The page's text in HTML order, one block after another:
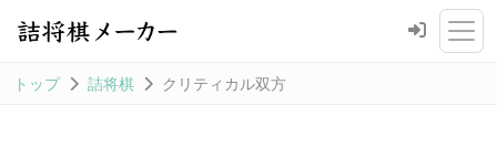
トップ 詰将棋 クリティカル双方